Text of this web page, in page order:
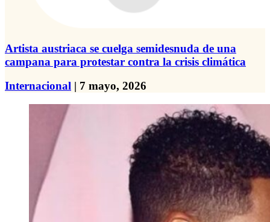
Artista austriaca se cuelga semidesnuda de una
campana para protestar contra la crisis climática
Internacional | 7 mayo, 2026